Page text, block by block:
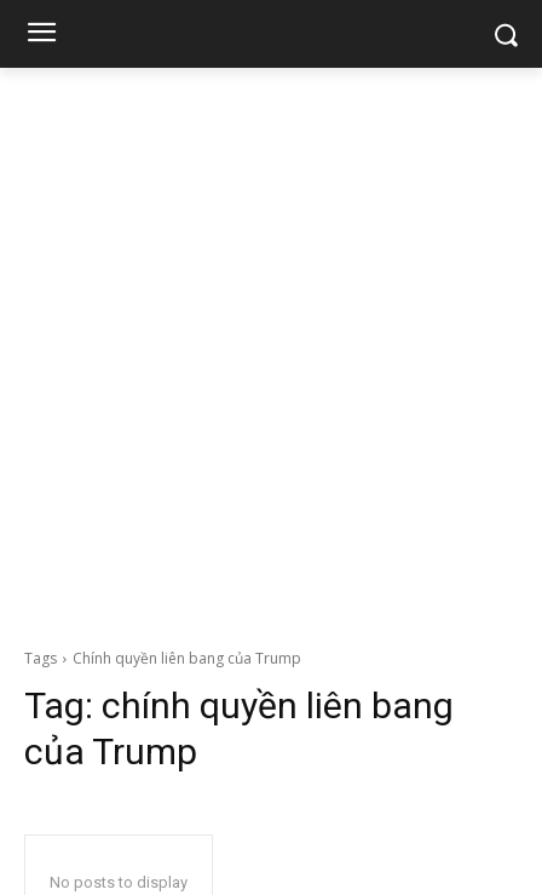
Tags Chính quyền liên bang của Trump
Tag: chính quyền liên bang
của Trump
No posts to display